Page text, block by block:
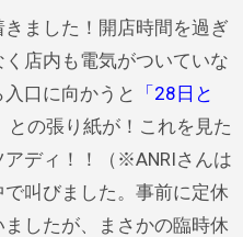
ました！開店時間を過ぎ
店内も電気がついていな
口に向かうと
「28日と
との張り紙が！これを見た
ディ！！（※ANRIさんは
叫びました。事前に定休
したが、まさかの臨時休